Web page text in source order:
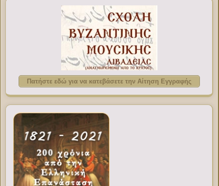
Πατήστε εδώ για να κατεβάσετε την Αίτηση Εγγραφής